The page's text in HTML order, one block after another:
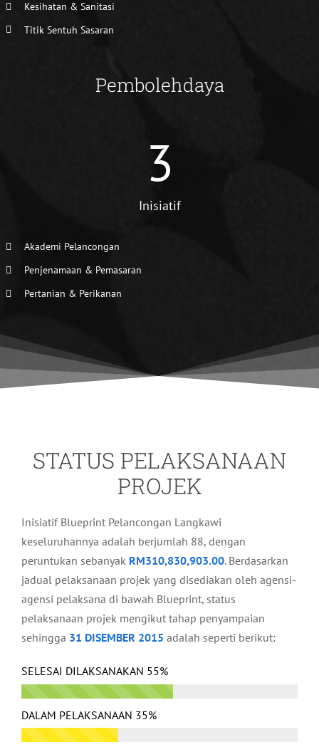
Kesihatan & Sanitasi
Titik Sentuh Sasaran
Pembolehdaya
3
Inisiatif
Akademi Pelancongan
Penjenamaan & Pemasaran
Pertanian & Perikanan
STATUS PELAKSANAAN
PROJEK
Inisiatif Blueprint Pelancongan Langkawi
keseluruhannya adalah berjumlah 88, dengan
peruntukan sebanyak RM310,830,903.00. Berdasarkan
jadual pelaksanaan projek yang disediakan oleh agensi-
agensi pelaksana di bawah Blueprint, status
pelaksanaan projek mengikut tahap penyampaian
sehingga 31 DISEMBER 2015 adalah seperti berikut:
SELESAI DILAKSANAKAN 55%
DALAM PELAKSANAAN 35%